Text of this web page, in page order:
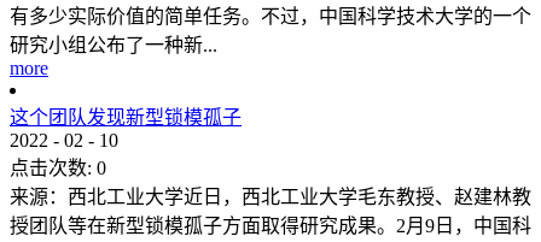
有多少实际价值的简单任务。不过，中国科学技术大学的一个
研究小组公布了一种新...
more
这个团队发现新型锁模孤子
2022 - 02 - 10
点击次数: 0
来源：西北工业大学近日，西北工业大学毛东教授、赵建林教
授团队等在新型锁模孤子方面取得研究成果。2月9日，中国科